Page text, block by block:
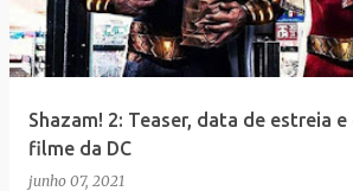
Shazam! 2: Teaser, data de estreia
filme da DC
junho 07, 2021